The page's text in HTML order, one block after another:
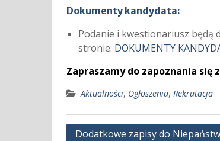
Dokumenty kandydata:
Podanie i kwestionariusz będą
stronie: DOKUMENTY
Zapraszamy do zapoznania się
Aktualności, Ogłoszenia, Rekrutacja
Nawigacja
Dodatkowe zapisy do